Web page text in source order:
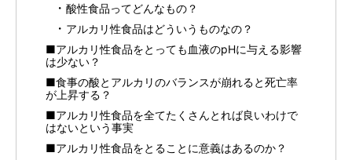
酸性食品ってどんなもの？
アルカリ性食品はどういうものなの？
■アルカリ性食品をとっても血液のpHに与える影響
は少ない？
■食事の酸とアルカリのバランスが崩れると死亡率
が上昇する？
■アルカリ性食品を全てたくさんとれば良いわけで
はないという事実
■アルカリ性食品をとることに意義はあるのか？